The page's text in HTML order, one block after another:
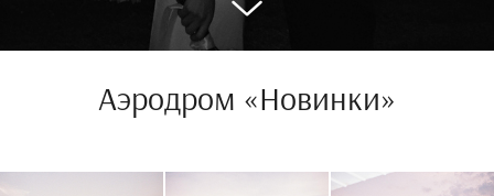
Аэродром «Новинки»